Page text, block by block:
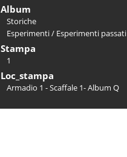
Album
Storiche
Esperimenti/ Esperimenti passati
Stampa
1
Loc_stampa
Armadio 1 - Scaffale 1- Album Q